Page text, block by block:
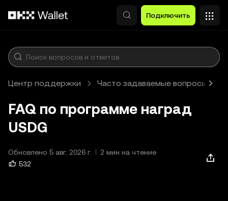
Подключить
Центр поддержки Часто задаваемые вопросы
FAQ по программе наград
USDG
Обновлено 5 авг. 2026 г.
2 мин на чтение
532